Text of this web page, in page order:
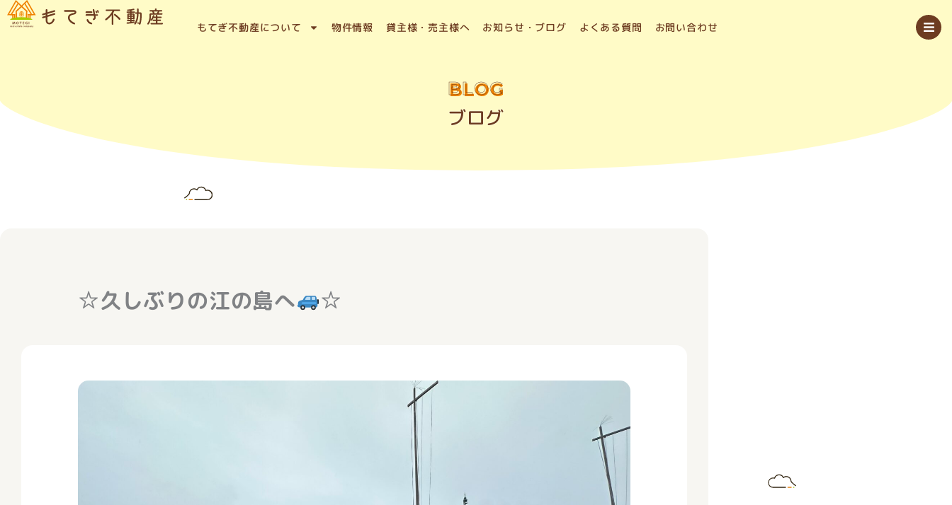
内
容
プ
もてぎ不動産について 物件情報 貸主様・売主様へ お知らせ・ブログ よくある質問 お問い合わせ
BLOG
ブログ
☆久しぶりの江の島へ ☆